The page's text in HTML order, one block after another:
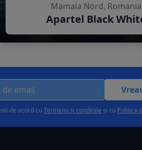
Mamaia Nord, Romania
Apartel Black
de acord cuTermenii și condițiile și cu Politica